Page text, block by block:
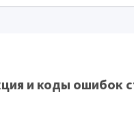
и коды ошибок